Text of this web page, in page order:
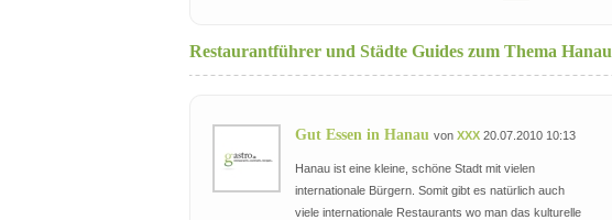
Restaurantführer und Städte Guides zum Thema Hanau
Gut Essen in Hanau von XXX 20.07.2010 10:13
Hanau ist eine kleine, schöne Stadt mit vielen
internationale Bürgern. Somit gibt es natürlich auch
viele internationale Restaurants wo man das kulturelle